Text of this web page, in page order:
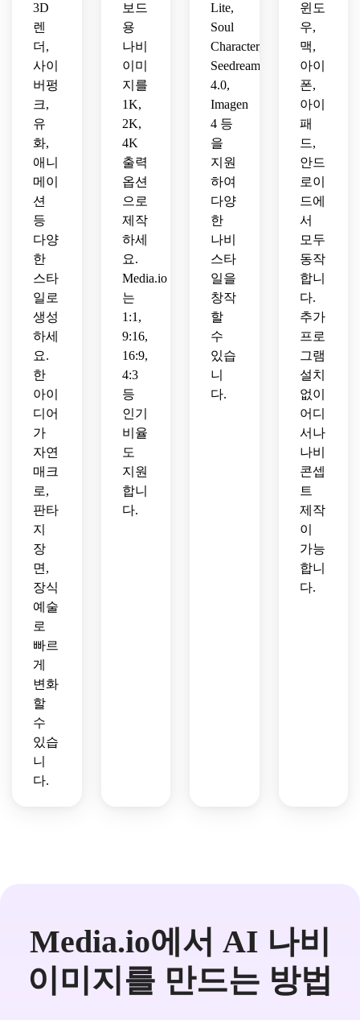
3D
렌
더,
사이
버펑
크,
유
화,
애니
메이
션
등
다양
한
스타
일로
생성
하세
요.
한
아이
디어
가
자연
매크
로,
판타
지
장
면,
장식
예술
로
빠르
게
변화
할
수
있습
니
다.
보드
용
나비
이미
지를
1K,
2K,
4K
출력
옵션
으로
제작
하세
요.
Media.io
는
1:1,
9:16,
16:9,
4:3
등
인기
비율
도
지원
합니
다.
Lite,
Soul
Character,
Seedream
4.0,
Imagen
4 등
을
지원
하여
다양
한
나비
스타
일을
창작
할
수
있습
니
다.
윈도
우,
맥,
아이
폰,
아이
패
드,
안드
로이
드에
서
모두
동작
합니
다.
추가
프로
그램
설치
없이
어디
서나
나비
콘셉
트
제작
이
가능
합니
다.
Media.io에서 AI 나비
이미지를 만드는 방법